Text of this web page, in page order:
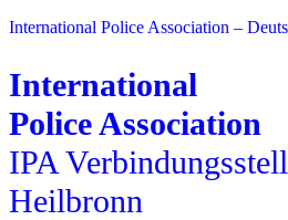
International Police Association –
International
Police Association
IPA
Heilbronn